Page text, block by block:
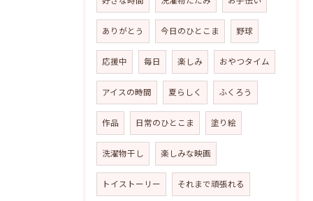
ありがとう 今日のひとこま 野球
応援中 毎日 楽しみ おやつタイム
アイスの時間 夏らしく ふくろう
作品 日常のひとこま 塗り絵
洗濯物干し 楽しみな映画
トイストーリー それまで頑張れる